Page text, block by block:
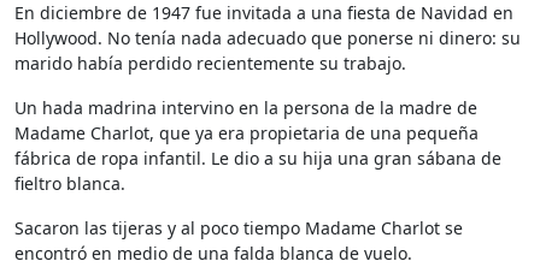
En diciembre de 1947 fue invitada a una fiesta de Navidad en
Hollywood. No tenía nada adecuado que ponerse ni dinero: su
marido había perdido recientemente su trabajo.
Un hada madrina intervino en la persona de la madre de
Madame Charlot, que ya era propietaria de una pequeña
fábrica de ropa infantil. Le dio a su hija una gran sábana de
fieltro blanca.
Sacaron las tijeras y al poco tiempo Madame Charlot se
encontró en medio de una falda blanca de vuelo.